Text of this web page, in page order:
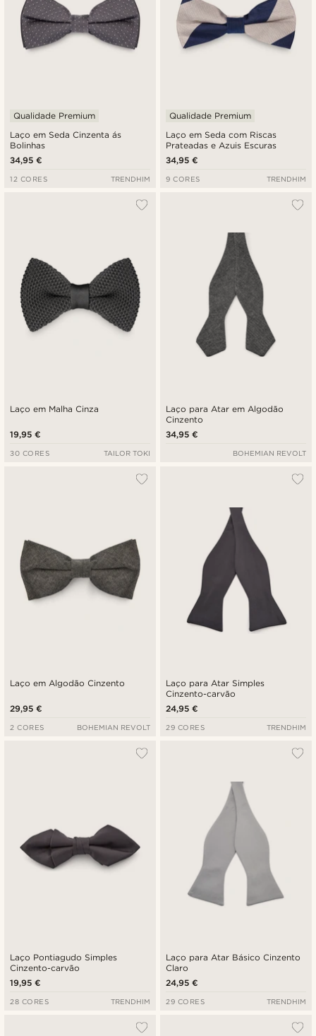
Laço em Seda Cinzenta ás
Bolinhas
Qualidade Premium
34,95 €
12 CORES TRENDHIM
Laço em Seda com Riscas
Prateadas e Azuis Escuras
Qualidade Premium
34,95 €
9 CORES TRENDHIM
Laço em Malha Cinza
19,95 €
30 CORES TAILOR TOKI
Laço para Atar em Algodão
Cinzento
34,95 €
BOHEMIAN REVOLT
Laço em Algodão Cinzento
29,95 €
2 CORES BOHEMIAN REVOLT
Laço para Atar Simples
Cinzento-carvão
24,95 €
29 CORES TRENDHIM
Laço Pontiagudo Simples
Cinzento-carvão
19,95 €
28 CORES TRENDHIM
Laço para Atar Básico Cinzento
Claro
24,95 €
29 CORES TRENDHIM